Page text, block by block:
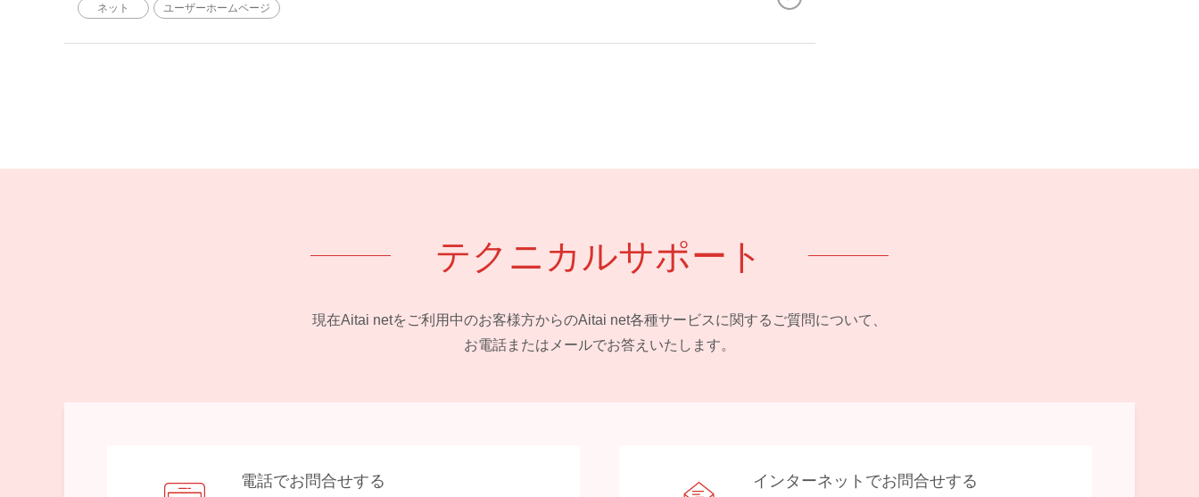
ネット ユーザーホームページ
テクニカルサポート
現在Aitai netをご利用中のお客様方からのAitai net各種サービスに関するご質問について、
お電話またはメールでお答えいたします。
電話でお問合せする インターネットでお問合せする